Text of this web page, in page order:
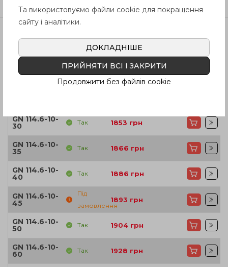
В наявності Ціна
20 Так
GN 114.6-10-
30 Так 1853 грн
GN 114.6-10-
35 Так 1866 грн
GN 114.6-10-
40 Так 1886 грн
GN 114.6-10-
45
Під
замовлення
1893 грн
GN 114.6-10-
50 Так 1904 грн
GN 114.6-10-
60 Так 1928 грн
Та використовуємо файли cookie для покращення
сайту і аналітики.
ДОКЛАДНІШЕ
ПРИЙНЯТИ ВСІ І ЗАКРИТИ
Продовжити без файлів cookie